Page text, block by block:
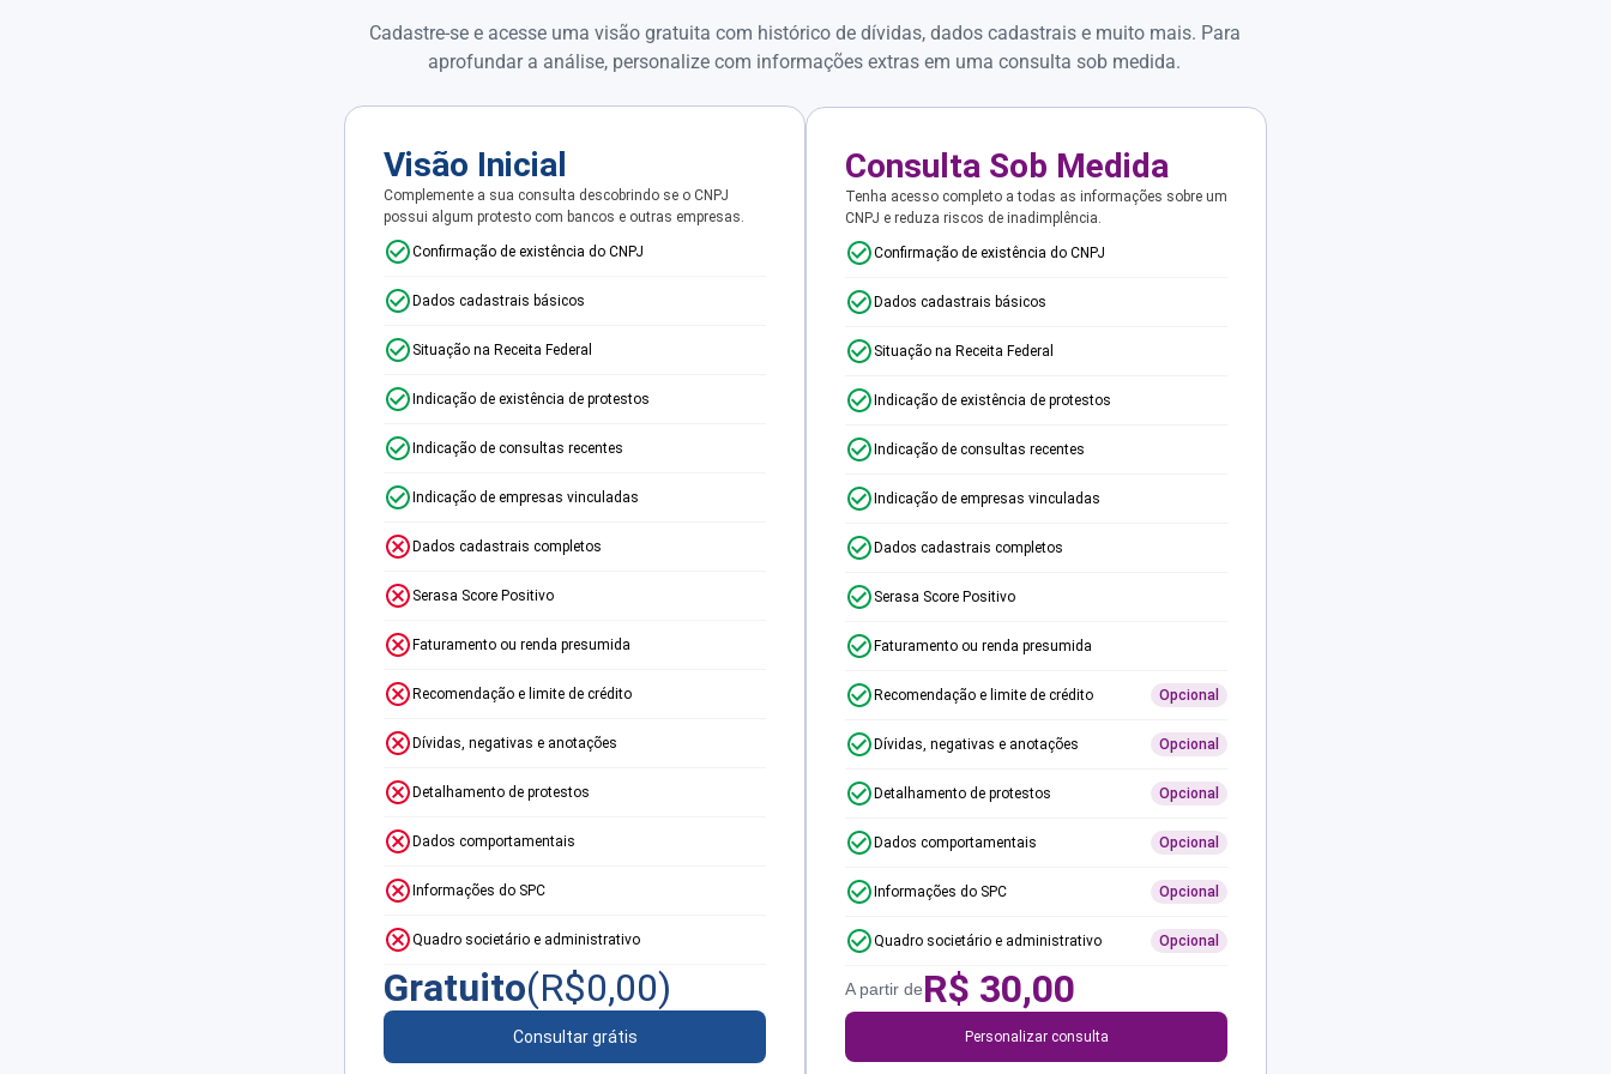
Cadastre-se e acesse uma visão gratuita com histórico de dívidas, dados cadastrais e muito mais. Para
aprofundar a análise, personalize com informações extras em uma consulta sob medida.
Visão Inicial
Complemente a sua consulta descobrindo se o CNPJ
possui algum protesto com bancos e outras empresas.
Confirmação de existência do CNPJ
Dados cadastrais básicos
Situação na Receita Federal
Indicação de existência de protestos
Indicação de consultas recentes
Indicação de empresas vinculadas
Dados cadastrais completos
Serasa Score Positivo
Faturamento ou renda presumida
Recomendação e limite de crédito
Dívidas, negativas e anotações
Detalhamento de protestos
Dados comportamentais
Informações do SPC
Quadro societário e administrativo
Gratuito(R$0,00)
Consultar grátis
Consulta Sob Medida
Tenha acesso completo a todas as informações sobre um
CNPJ e reduza riscos de inadimplência.
Confirmação de existência do CNPJ
Dados cadastrais básicos
Situação na Receita Federal
Indicação de existência de protestos
Indicação de consultas recentes
Indicação de empresas vinculadas
Dados cadastrais completos
Serasa Score Positivo
Faturamento ou renda presumida
Recomendação e limite de crédito Opcional
Dívidas, negativas e anotações Opcional
Detalhamento de protestos Opcional
Dados comportamentais Opcional
Informações do SPC Opcional
Quadro societário e administrativo Opcional
A partir deR$ 30,00
Personalizar consulta